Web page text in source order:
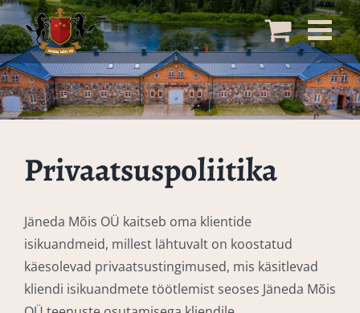
Skip
to
content
Privaatsuspoliitika
Jäneda Mõis OÜ kaitseb oma klientide
isikuandmeid, millest lähtuvalt on koostatud
käesolevad privaatsustingimused, mis käsitlevad
kliendi isikuandmete töötlemist seoses Jäneda Mõis